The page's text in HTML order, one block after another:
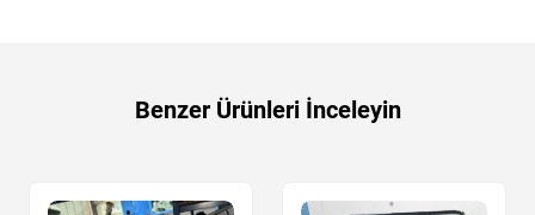
Benzer Ürünleri İnceleyin